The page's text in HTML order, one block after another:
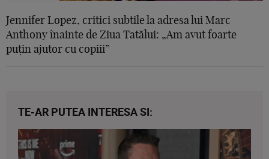
Jennifer Lopez, critici subtile la adresa lui Marc
Anthony înainte de Ziua Tatălui: „Am avut foarte
puțin ajutor cu copiii”
TE-AR PUTEA INTERESA SI: